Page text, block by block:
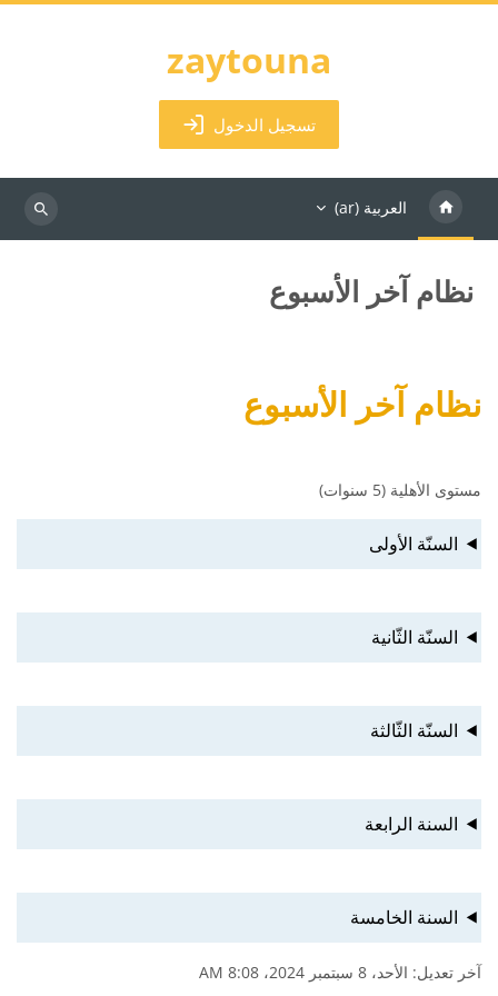
zaytouna
تسجيل الدخول
العربية ‎(ar)‎
البحث
نظام آخر الأسبوع
الكتل
متطلبات الإكمال
نظام آخر الأسبوع
مستوى الأهلية (5 سنوات)
السنّة الأولى
السنّة الثّانية
السنّة الثّالثة
السنة الرابعة
السنة الخامسة
آخر تعديل: الأحد، 8 سبتمبر 2024، 8:08 AM